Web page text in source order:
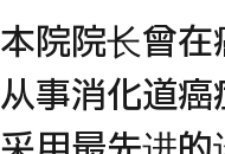
本院院长曾
从事消化道